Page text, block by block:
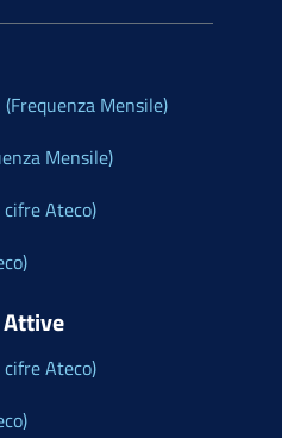
(Frequenza Mensile)
Mensile)
Ateco)
Ateco)